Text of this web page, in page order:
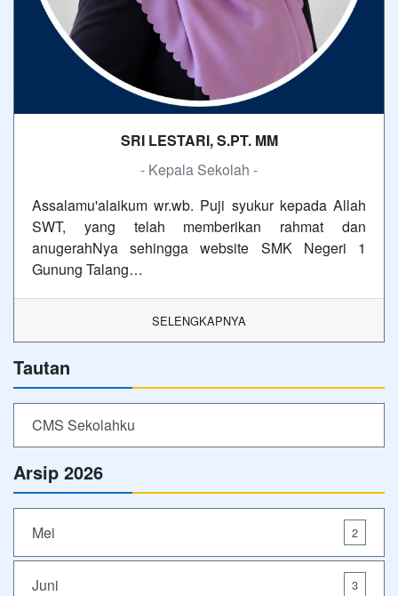
SRI LESTARI, S.PT. MM
- Kepala Sekolah -
Assalamu'alaikum wr.wb. Puji syukur kepada Allah
SWT, yang telah memberikan rahmat dan
anugerahNya sehingga website SMK Negeri 1
Gunung Talang…
SELENGKAPNYA
Tautan
CMS Sekolahku
Arsip 2026
Mei 2
Juni 3